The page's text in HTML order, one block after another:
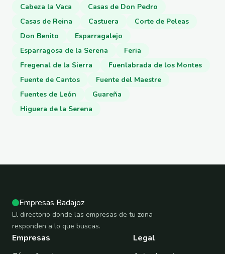
Cabeza la Vaca
Casas de Don Pedro
Casas de Reina
Castuera
Corte de Peleas
Don Benito
Esparragalejo
Esparragosa de la Serena
Feria
Fregenal de la Sierra
Fuenlabrada de los Montes
Fuente de Cantos
Fuente del Maestre
Fuentes de León
Guareña
Higuera de la Serena
Empresas Badajoz
El directorio donde las empresas de tu zona
responden a lo que buscas.
Empresas
Legal